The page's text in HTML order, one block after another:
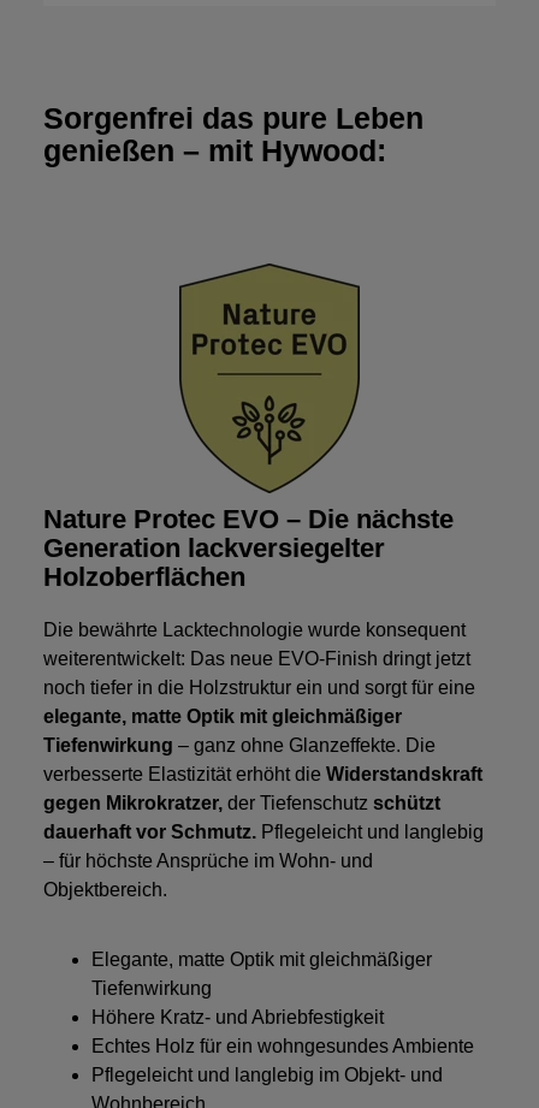
Sorgenfrei das pure Leben
genießen – mit Hywood:
Nature Protec EVO – Die nächste
Generation lackversiegelter
Holzoberflächen
Die bewährte Lacktechnologie wurde konsequent
weiterentwickelt: Das neue EVO-Finish dringt jetzt
noch tiefer in die Holzstruktur ein und sorgt für eine
elegante, matte Optik mit gleichmäßiger
Tiefenwirkung – ganz ohne Glanzeffekte. Die
verbesserte Elastizität erhöht die Widerstandskraft
gegen Mikrokratzer, der Tiefenschutz schützt
dauerhaft vor Schmutz. Pflegeleicht und langlebig
– für höchste Ansprüche im Wohn- und
Objektbereich.
Elegante, matte Optik mit gleichmäßiger
Tiefenwirkung
Höhere Kratz- und Abriebfestigkeit
Echtes Holz für ein wohngesundes Ambiente
Pflegeleicht und langlebig im Objekt- und